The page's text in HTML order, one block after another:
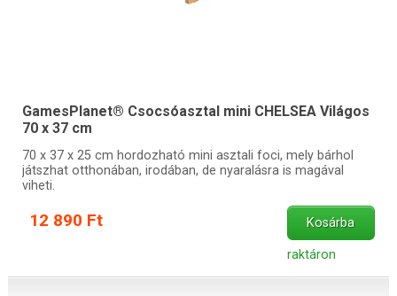
GamesPlanet® Csocsóasztal mini CHELSEA Világos
70 x 37 cm
70 x 37 x 25 cm hordozható mini asztali foci, mely bárhol
játszhat otthonában, irodában, de nyaralásra is magával
viheti.
12 890 Ft Kosárba
raktáron